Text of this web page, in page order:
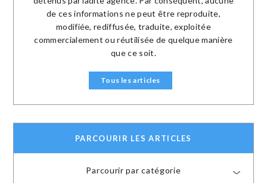
de ces informations ne peut être reproduite,
modifiée, rediffusée, traduite, exploitée
commercialement ou réutilisée de quelque manière
que ce soit.
Tous les articles
PARCOURIR LES ARTICLES
Parcourir par catégorie